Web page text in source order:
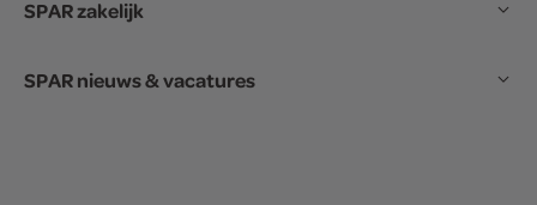
SPAR zakelijk
SPAR nieuws & vacatures